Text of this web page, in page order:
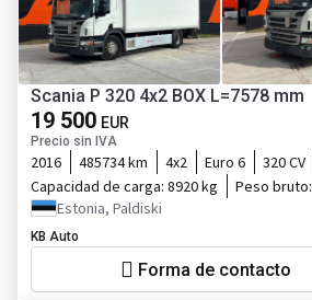
Scania P 320 4x2 BOX L=7578 mm
19 500 EUR
Precio sin IVA
2016 485734 km 4x2 Euro 6
320 CV
Capacidad de carga: 8920 kg Peso bruto:
Estonia, Paldiski
KB Auto
Forma de contacto